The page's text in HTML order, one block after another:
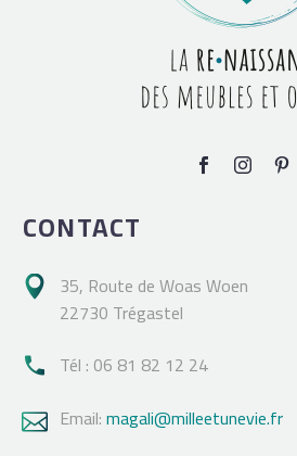
CONTACT
 35, Route de Woas Woen
22730 Trégastel
 Tél : 06 81 82 12 24
 Email:magali@milleetunevie.fr